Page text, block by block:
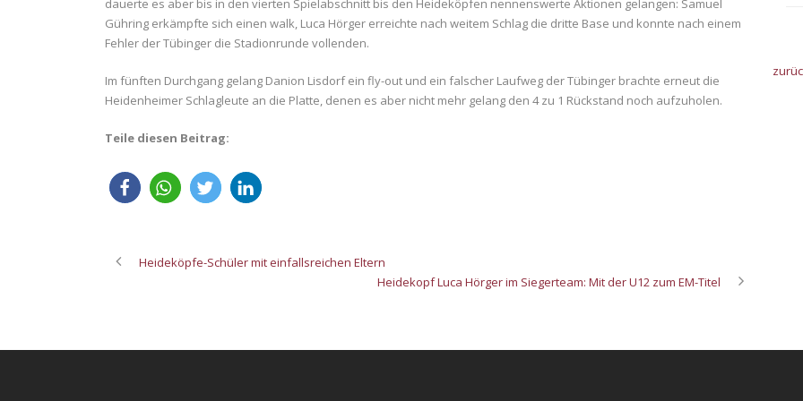
dauerte es aber bis in den vierten Spielabschnitt bis den Heideköpfen nennenswerte Aktionen gelangen: Samuel
Gühring erkämpfte sich einen walk, Luca Hörger erreichte nach weitem Schlag die dritte Base und konnte nach einem
Fehler der Tübinger die Stadionrunde vollenden.
Im fünften Durchgang gelang Danion Lisdorf ein fly-out und ein falscher Laufweg der Tübinger brachte erneut die
Heidenheimer Schlagleute an die Platte, denen es aber nicht mehr gelang den 4 zu 1 Rückstand noch aufzuholen.
Teile diesen Beitrag:
Heideköpfe-Schüler mit einfallsreichen Eltern
Heidekopf Luca Hörger im Siegerteam: Mit der U12 zum EM-Titel